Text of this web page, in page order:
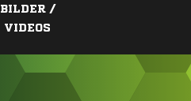
BILDER /
VIDEOS